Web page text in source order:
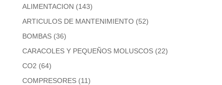
ALIMENTACION (143)
ARTICULOS DE MANTENIMIENTO (52)
BOMBAS (36)
CARACOLES Y PEQUEÑOS MOLUSCOS (22)
CO2 (64)
COMPRESORES (11)